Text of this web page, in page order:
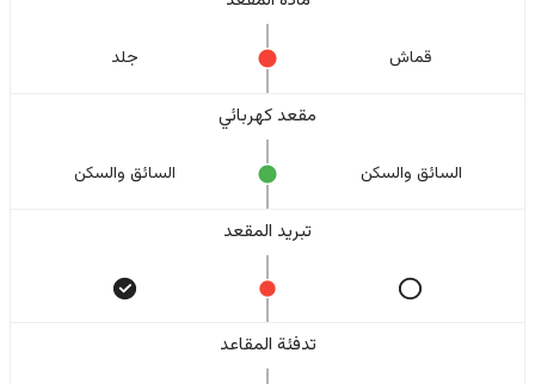
قماش جلد
مقعد كهربائي
السائق والسکن السائق والسکن
تبريد المقعد
تدفئة المقاعد